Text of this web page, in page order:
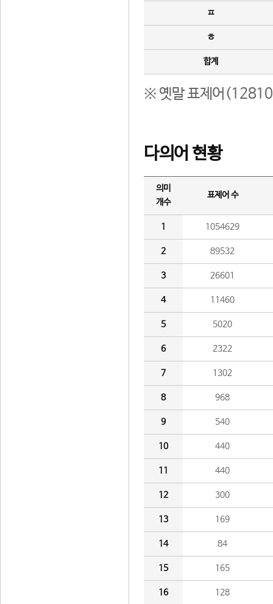
ㅍ
ㅎ
합계
※ 옛말 표제어(12810
다의어 현황
의미
개수
표제어 수
1 1054629
2 89532
3 26601
4 11460
5 5020
6 2322
7 1302
8 968
9 540
10 440
11 440
12 300
13 169
14 84
15 165
16 128